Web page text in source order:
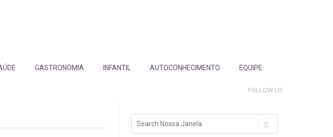
GASTRONOMIA INFANTIL AUTOCONHECIMENTO EQUIPE
FOLLOW US